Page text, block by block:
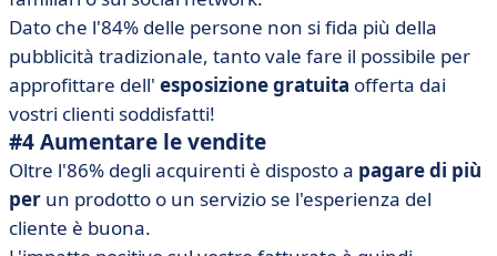
Dato che l'84% delle persone non si fida più della
pubblicità tradizionale, tanto vale fare il possibile per
approfittare dell' esposizione gratuita offerta dai
vostri clienti soddisfatti!
#4 Aumentare le vendite
Oltre l'86% degli acquirenti è disposto a pagare di più
per un prodotto o un servizio se l'esperienza del
cliente è buona.